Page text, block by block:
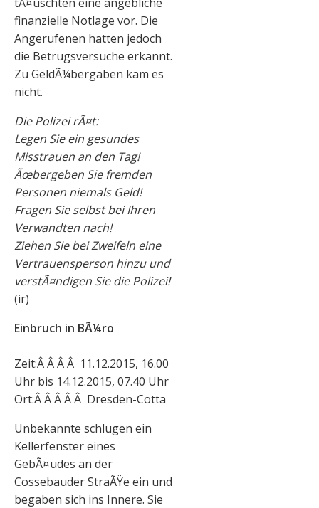
tÃ¤uschten eine angebliche
finanzielle Notlage vor. Die
Angerufenen hatten jedoch
die Betrugsversuche erkannt.
Zu GeldÃ¼bergaben kam es
nicht.
Die Polizei rÃ¤t:
Legen Sie ein gesundes
Misstrauen an den Tag!
Ãœbergeben Sie fremden
Personen niemals Geld!
Fragen Sie selbst bei Ihren
Verwandten nach!
Ziehen Sie bei Zweifeln eine
Vertrauensperson hinzu und
verstÃ¤ndigen Sie die Polizei!
(ir)
Einbruch in BÃ¼ro
Zeit:Â Â Â Â 11.12.2015, 16.00
Uhr bis 14.12.2015, 07.40 Uhr
Ort:Â Â Â Â Â Dresden-Cotta
Unbekannte schlugen ein
Kellerfenster eines
GebÃ¤udes an der
Cossebauder StraÃŸe ein und
begaben sich ins Innere. Sie